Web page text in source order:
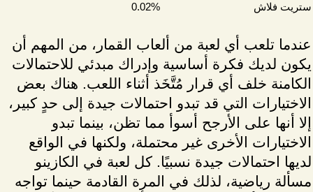
ستريت فلاش 0.02%
عندما تلعب أي لعبة من ألعاب القمار، من المهم أن
يكون لديك فكرة أساسية وإدراك مبدئي للاحتمالات
الكامنة خلف أي قرار مُتَّخَذ أثناء اللعب. هناك بعض
الاختيارات التي قد تبدو احتمالات جيدة إلى حدٍ كبير،
إلا أنها على الأرجح أسوأ مما تظن، بينما تبدو
الاختيارات الأخرى غير محتملة، ولكنها في الواقع
لديها احتمالات جيدة نسبيًا. كل لعبة في الكازينو
مسألة رياضية، لذلك في المرة القادمة حينما تواجه